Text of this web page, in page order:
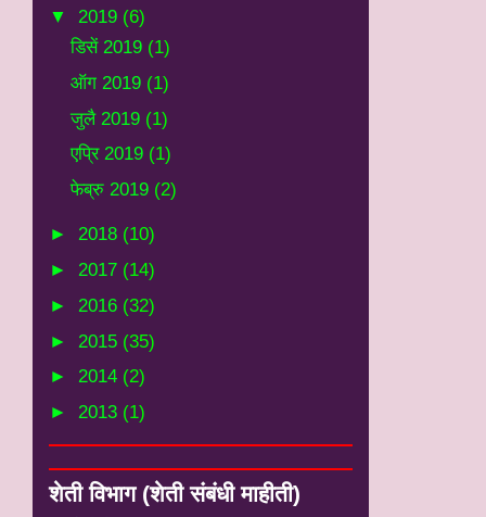
▼ 2019 (6)
डिसें 2019 (1)
ऑग 2019 (1)
जुलै 2019 (1)
एप्रि 2019 (1)
फेब्रु 2019 (2)
► 2018 (10)
► 2017 (14)
► 2016 (32)
► 2015 (35)
► 2014 (2)
► 2013 (1)
शेती विभाग (शेती संबंधी माहीती)